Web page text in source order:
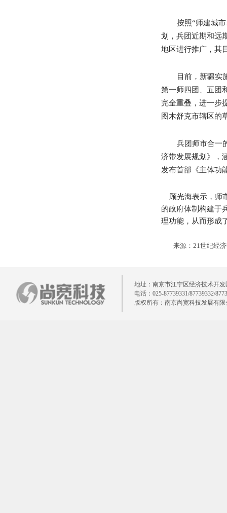
按照“师建城
划，兵团近期和远
地区进行推广，其
目前，新疆实
第一师四团、五团
完全重叠，进一步
图木舒克市辖区的
兵团师市合一
济带发展规划》，
发布首部《主体功
顾光海表示，师
的政府体制构建于
理功能，从而形成
来源： 21 世纪经
地址：南京市江宁区经济技术开发
电话：025-87739331/87739332/
版权所有：南京尚宽科技发展有